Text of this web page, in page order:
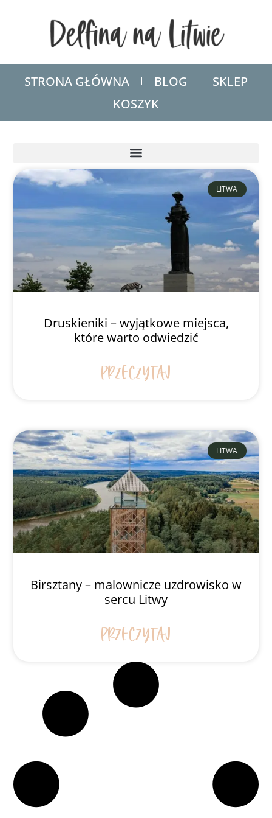
STRONA GŁÓWNA BLOG
SKLEP
KOSZYK
LITWA
Druskieniki – wyjątkowe miejsca,
które warto odwiedzić
PRZECZYTAJ
LITWA
Birsztany – malownicze uzdrowisko w
sercu Litwy
PRZECZYTAJ